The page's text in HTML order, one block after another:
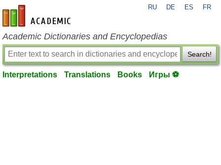
en-academic.com
RU DE ES FR
Academic Dictionaries and Encyclopedias
Search!
Interpretations Translations Books Игры ⚽